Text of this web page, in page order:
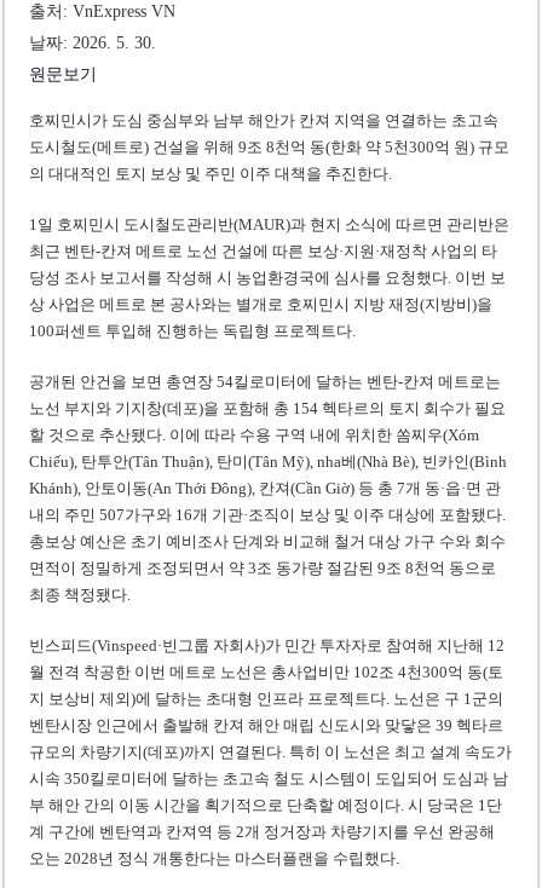
출처: VnExpress VN
날짜: 2026. 5. 30.
원문보기
호찌민시가 도심 중심부와 남부 해안가 칸져 지역을 연결하는 초고속
도시철도(메트로) 건설을 위해 9조 8천억 동(한화 약 5천300억 원) 규모
의 대대적인 토지 보상 및 주민 이주 대책을 추진한다.
1일 호찌민시 도시철도관리반(MAUR)과 현지 소식에 따르면 관리반은
최근 벤탄-칸져 메트로 노선 건설에 따른 보상·지원·재정착 사업의 타
당성 조사 보고서를 작성해 시 농업환경국에 심사를 요청했다. 이번 보
상 사업은 메트로 본 공사와는 별개로 호찌민시 지방 재정(지방비)을
100퍼센트 투입해 진행하는 독립형 프로젝트다.
공개된 안건을 보면 총연장 54킬로미터에 달하는 벤탄-칸져 메트로는
노선 부지와 기지창(데포)을 포함해 총 154 헥타르의 토지 회수가 필요
할 것으로 추산됐다. 이에 따라 수용 구역 내에 위치한 쏨찌우(Xóm
Chiếu), 탄투안(Tân Thuận), 탄미(Tân Mỹ), nha베(Nhà Bè), 빈카인(Bình
Khánh), 안토이동(An Thới Đông), 칸져(Cần Giờ) 등 총 7개 동·읍·면 관
내의 주민 507가구와 16개 기관·조직이 보상 및 이주 대상에 포함됐다.
총보상 예산은 초기 예비조사 단계와 비교해 철거 대상 가구 수와 회수
면적이 정밀하게 조정되면서 약 3조 동가량 절감된 9조 8천억 동으로
최종 책정됐다.
빈스피드(Vinspeed·빈그룹 자회사)가 민간 투자자로 참여해 지난해 12
월 전격 착공한 이번 메트로 노선은 총사업비만 102조 4천300억 동(토
지 보상비 제외)에 달하는 초대형 인프라 프로젝트다. 노선은 구 1군의
벤탄시장 인근에서 출발해 칸져 해안 매립 신도시와 맞닿은 39 헥타르
규모의 차량기지(데포)까지 연결된다. 특히 이 노선은 최고 설계 속도가
시속 350킬로미터에 달하는 초고속 철도 시스템이 도입되어 도심과 남
부 해안 간의 이동 시간을 획기적으로 단축할 예정이다. 시 당국은 1단
계 구간에 벤탄역과 칸져역 등 2개 정거장과 차량기지를 우선 완공해
오는 2028년 정식 개통한다는 마스터플랜을 수립했다.